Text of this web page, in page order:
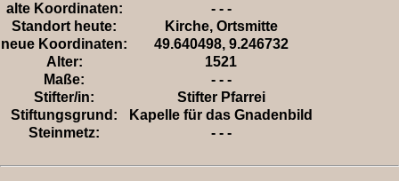
alte Koordinaten:
- - -
Standort heute:
Kirche, Ortsmitte
neue Koordinaten:
49.640498, 9.246732
Alter:
1521
Maße:
- - -
Stifter/in:
Stifter Pfarrei
Stiftungsgrund:
Kapelle für das Gnadenbild
Steinmetz:
- - -